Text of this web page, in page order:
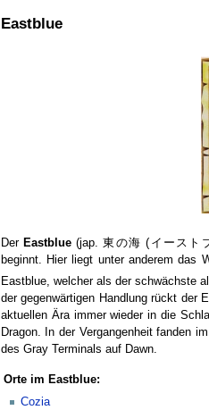
Eastblue
Der Eastblue(jap. 東の海 (イースト
beginnt. Hier liegt unter anderem das
Eastblue, welcher als der schwächste
der gegenwärtigen Handlung rückt der
aktuellen Ära immer wieder in die
Dragon. In der Vergangenheit fanden
des Gray Terminals auf Dawn.
Orte im Eastblue:
Cozia